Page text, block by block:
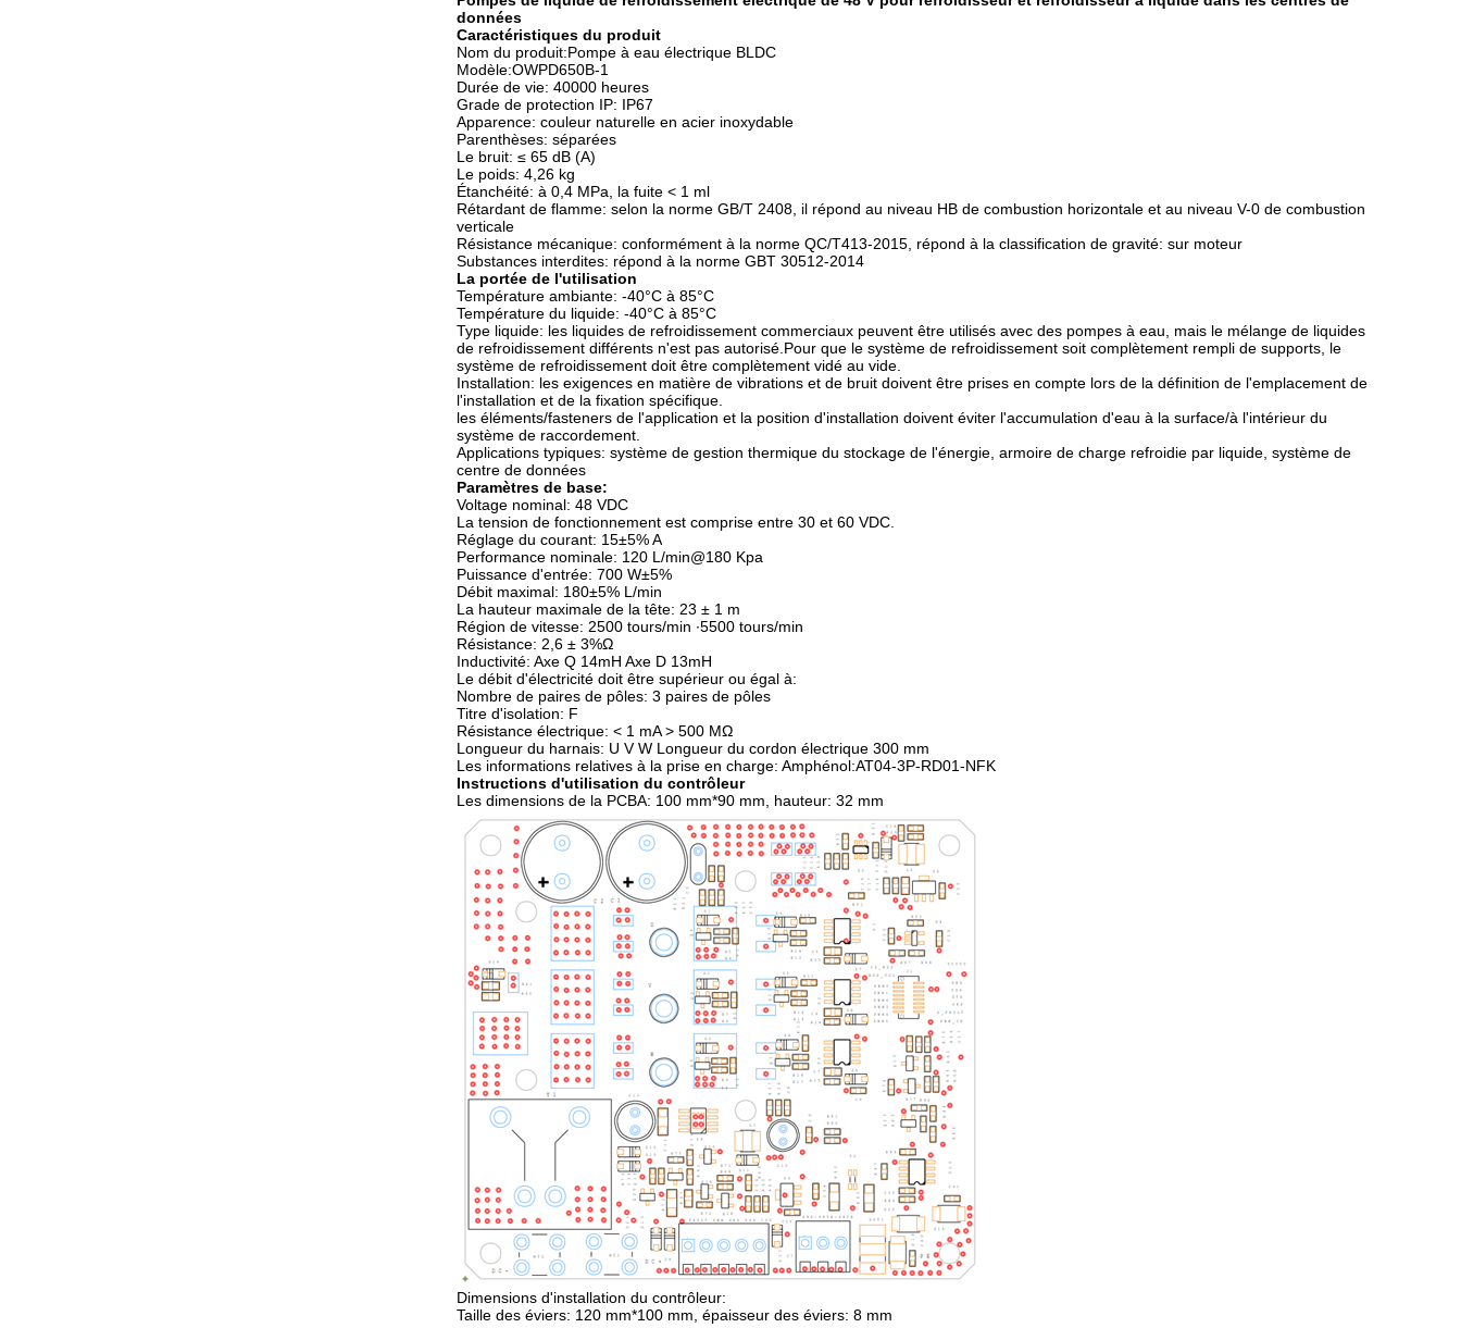
données
Caractéristiques du produit
Nom du produit:Pompe à eau électrique BLDC
Modèle:OWPD650B-1
Durée de vie: 40000 heures
Grade de protection IP: IP67
Apparence: couleur naturelle en acier inoxydable
Parenthèses: séparées
Le bruit: ≤ 65 dB (A)
Le poids: 4,26 kg
Étanchéité: à 0,4 MPa, la fuite < 1 ml
Rétardant de flamme: selon la norme GB/T 2408, il répond au niveau HB de combustion horizontale et au niveau V-0 de combustion
verticale
Résistance mécanique: conformément à la norme QC/T413-2015, répond à la classification de gravité: sur moteur
Substances interdites: répond à la norme GBT 30512-2014
La portée de l'utilisation
Température ambiante: -40°C à 85°C
Température du liquide: -40°C à 85°C
Type liquide: les liquides de refroidissement commerciaux peuvent être utilisés avec des pompes à eau, mais le mélange de liquides
de refroidissement différents n'est pas autorisé.Pour que le système de refroidissement soit complètement rempli de supports, le
système de refroidissement doit être complètement vidé au vide.
Installation: les exigences en matière de vibrations et de bruit doivent être prises en compte lors de la définition de l'emplacement de
l'installation et de la fixation spécifique.
les éléments/fasteners de l'application et la position d'installation doivent éviter l'accumulation d'eau à la surface/à l'intérieur du
système de raccordement.
Applications typiques: système de gestion thermique du stockage de l'énergie, armoire de charge refroidie par liquide, système de
centre de données
Paramètres de base:
Voltage nominal: 48 VDC
La tension de fonctionnement est comprise entre 30 et 60 VDC.
Réglage du courant: 15±5% A
Performance nominale: 120 L/min@180 Kpa
Puissance d'entrée: 700 W±5%
Débit maximal: 180±5% L/min
La hauteur maximale de la tête: 23 ± 1 m
Région de vitesse: 2500 tours/min ∙5500 tours/min
Résistance: 2,6 ± 3%Ω
Inductivité: Axe Q 14mH Axe D 13mH
Le débit d'électricité doit être supérieur ou égal à:
Nombre de paires de pôles: 3 paires de pôles
Titre d'isolation: F
Résistance électrique: < 1 mA > 500 MΩ
Longueur du harnais: U V W Longueur du cordon électrique 300 mm
Les informations relatives à la prise en charge: Amphénol:AT04-3P-RD01-NFK
Instructions d'utilisation du contrôleur
Les dimensions de la PCBA: 100 mm*90 mm, hauteur: 32 mm
Dimensions d'installation du contrôleur:
Taille des éviers: 120 mm*100 mm, épaisseur des éviers: 8 mm